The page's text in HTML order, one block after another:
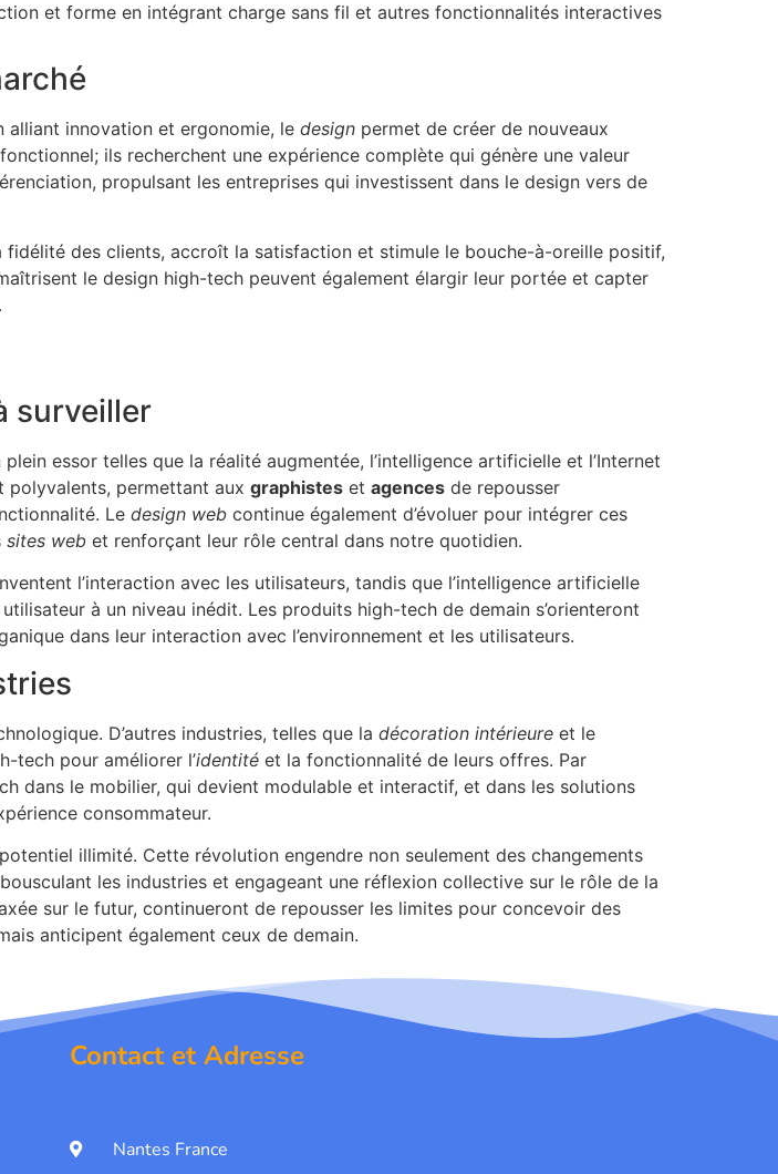
et forme en intégrant charge sans fil et autres fonctionnalités interactives
alliant innovation et ergonomie, le design permet de créer de nouveaux
ils recherchent une expérience complète qui génère une valeur
propulsant les entreprises qui investissent dans le design vers de
des clients, accroît la satisfaction et stimule le bouche-à-oreille positif,
le design high-tech peuvent également élargir leur portée et capter
surveiller
essor telles que la réalité augmentée, l’intelligence artificielle et l’Internet
polyvalents, permettant aux graphistes et agences de repousser
Le design web continue également d’évoluer pour intégrer ces
sites web et renforçant leur rôle central dans notre quotidien.
l’interaction avec les utilisateurs, tandis que l’intelligence artificielle
à un niveau inédit. Les produits high-tech de demain s’orienteront
dans leur interaction avec l’environnement et les utilisateurs.
D’autres industries, telles que la décoration intérieure et le
tech pour améliorer l’identité et la fonctionnalité de leurs offres. Par
dans le mobilier, qui devient modulable et interactif, et dans les solutions
consommateur.
illimité. Cette révolution engendre non seulement des changements
les industries et engageant une réflexion collective sur le rôle de la
sur le futur, continueront de repousser les limites pour concevoir des
anticipent également ceux de demain.
Contact et Adresse
Nantes France